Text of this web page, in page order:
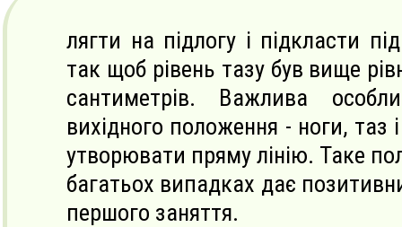
лягти на підлогу і підкласти
так щоб рівень тазу був вище
сантиметрів. Важлива
вихідного положення - ноги, таз
утворювати пряму лінію. Таке
багатьох випадках дає
першого заняття.